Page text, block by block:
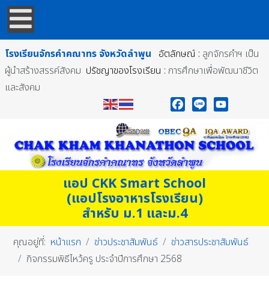
โรงเรียนจักรคำคณาทร จังหวัดลำพูน อัตลักษณ์ : ลูกจักรคำฯ เป็น
ผู้นำสร้างสรรค์สังคม ปรัชญาของโรงเรียน : การศึกษาเพื่อพัฒนาชีวิต
และสังคม
แอป CKK Smart School
(แอปโรงอาหารโรงเรียน)
สำหรับ ม.1 และม.4
คุณอยู่ที่: หน้าแรก ข่าวประชาสัมพันธ์
ข่าวสารประชาสัมพันธ์
กิจกรรมพิธีไหว้ครู ประจำปีการศึกษา 2568